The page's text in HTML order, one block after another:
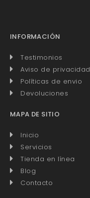
INFORMACIÓN
Testimonios
Aviso de privacidad
Políticas de envio
Devoluciones
MAPA DE SITIO
Inicio
Servicios
Tienda en línea
Blog
Contacto